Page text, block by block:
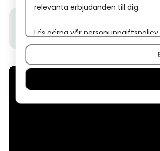
Almilån fungerar.
relevanta erbjudanden till dig.
Läs gärna vår personuppgiftspolicy
Om du vill ändra ditt val i